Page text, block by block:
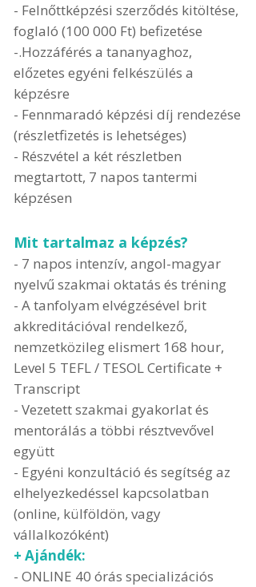
- Felnőttképzési szerződés kitöltése,
foglaló (100 000 Ft) befizetése
-.Hozzáférés a tananyaghoz,
előzetes egyéni felkészülés a
képzésre
- Fennmaradó képzési díj rendezése
(részletfizetés is lehetséges)
- Részvétel a két részletben
megtartott, 7 napos tantermi
képzésen
Mit tartalmaz a képzés?
- 7 napos intenzív, angol-magyar
nyelvű szakmai oktatás és tréning
- A tanfolyam elvégzésével brit
akkreditációval rendelkező,
nemzetközileg elismert 168 hour,
Level 5 TEFL / TESOL Certificate +
Transcript
- Vezetett szakmai gyakorlat és
mentorálás a többi résztvevővel
együtt
- Egyéni konzultáció és segítség az
elhelyezkedéssel kapcsolatban
(online, külföldön, vagy
vállalkozóként)
+ Ajándék:
- ONLINE 40 órás specializációs